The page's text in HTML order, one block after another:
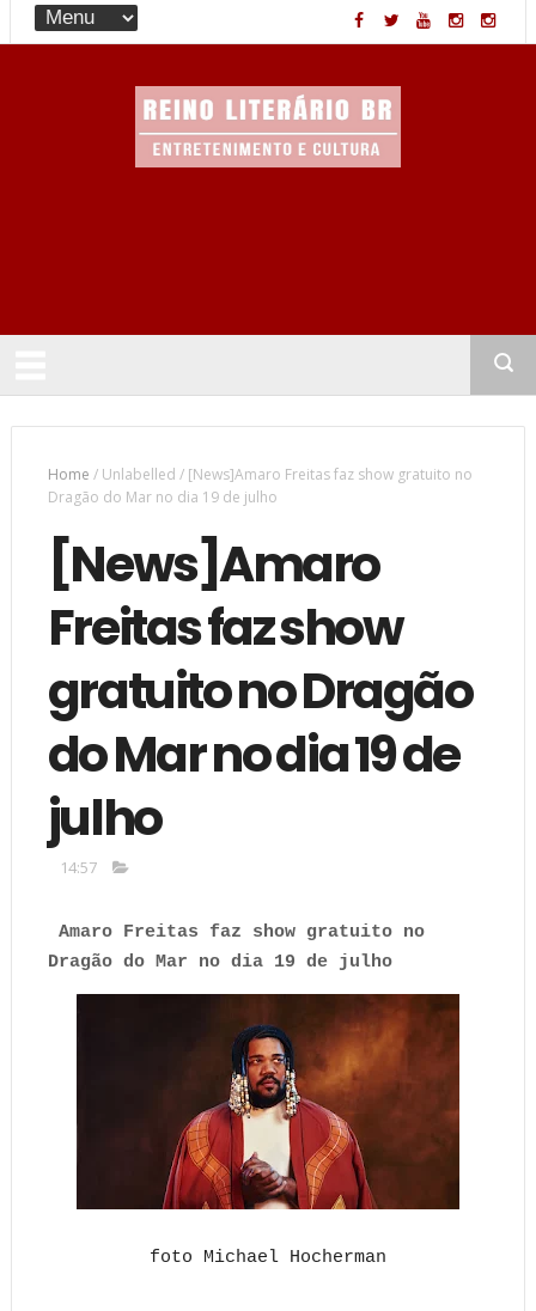
Home /Unlabelled / [News]Amaro Freitas faz show gratuito no
Dragão do Mar no dia 19 de julho
[News]Amaro
Freitas faz show
gratuito no Dragão
do Mar no dia 19 de
julho
14:57
Amaro Freitas faz show gratuito no
Dragão do Mar no dia 19 de julho
foto Michael Hocherman